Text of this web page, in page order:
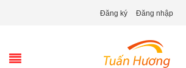
Đăng ký Đăng nhập